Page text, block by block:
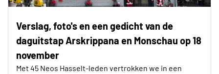
Verslag, foto's en een gedicht van de
daguitstap Arskrippana en Monschau op 18
november
Met 45 Neos Hasselt-leden vertrokken we in een